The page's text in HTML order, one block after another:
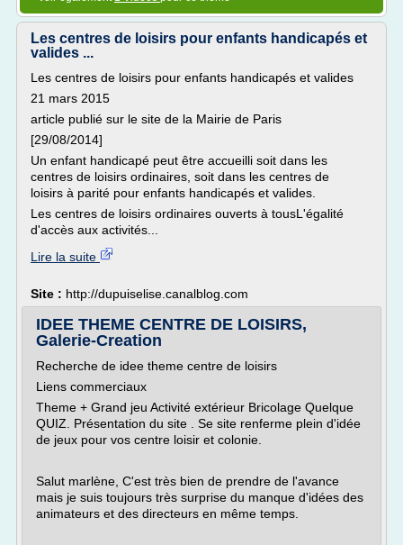
Les centres de loisirs pour enfants handicapés et
valides ...
Les centres de loisirs pour enfants handicapés et valides
21 mars 2015
article publié sur le site de la Mairie de Paris
[29/08/2014]
Un enfant handicapé peut être accueilli soit dans les
centres de loisirs ordinaires, soit dans les centres de
loisirs à parité pour enfants handicapés et valides.
Les centres de loisirs ordinaires ouverts à tousL'égalité
d'accès aux activités...
Lire la suite
Site : http://dupuiselise.canalblog.com
IDEE THEME CENTRE DE LOISIRS,
Galerie-Creation
Recherche de idee theme centre de loisirs
Liens commerciaux
Theme + Grand jeu Activité extérieur Bricolage Quelque
QUIZ. Présentation du site . Se site renferme plein d'idée
de jeux pour vos centre loisir et colonie.
Salut marlène, C'est très bien de prendre de l'avance
mais je suis toujours très surprise du manque d'idées des
animateurs et des directeurs en même temps.